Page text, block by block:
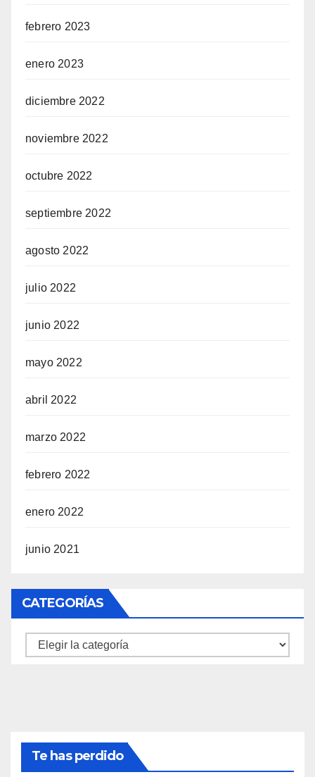
febrero 2023
enero 2023
diciembre 2022
noviembre 2022
octubre 2022
septiembre 2022
agosto 2022
julio 2022
junio 2022
mayo 2022
abril 2022
marzo 2022
febrero 2022
enero 2022
junio 2021
CATEGORÍAS
Categorías
Te has perdido